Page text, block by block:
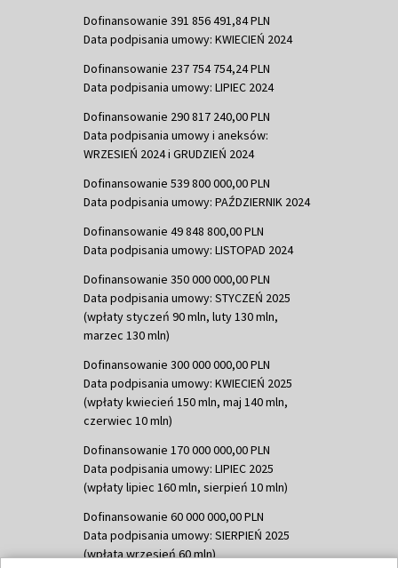
Dofinansowanie 391 856 491,84 PLN
Data podpisania umowy: KWIECIEŃ 2024
Dofinansowanie 237 754 754,24 PLN
Data podpisania umowy: LIPIEC 2024
Dofinansowanie 290 817 240,00 PLN
Data podpisania umowy i aneksów:
WRZESIEŃ 2024 i GRUDZIEŃ 2024
Dofinansowanie 539 800 000,00 PLN
Data podpisania umowy: PAŹDZIERNIK 2024
Dofinansowanie 49 848 800,00 PLN
Data podpisania umowy: LISTOPAD 2024
Dofinansowanie 350 000 000,00 PLN
Data podpisania umowy: STYCZEŃ 2025
(wpłaty styczeń 90 mln, luty 130 mln,
marzec 130 mln)
Dofinansowanie 300 000 000,00 PLN
Data podpisania umowy: KWIECIEŃ 2025
(wpłaty kwiecień 150 mln, maj 140 mln,
czerwiec 10 mln)
Dofinansowanie 170 000 000,00 PLN
Data podpisania umowy: LIPIEC 2025
(wpłaty lipiec 160 mln, sierpień 10 mln)
Dofinansowanie 60 000 000,00 PLN
Data podpisania umowy: SIERPIEŃ 2025
(wpłata wrzesień 60 mln)